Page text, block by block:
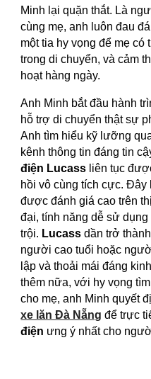
Minh lại quặn thắt. Là
cùng mẹ, anh luôn đau
một tia hy vọng để mẹ
trong di chuyển, và cảm
hoạt hàng ngày.
Anh Minh bắt đầu hành
hỗ trợ di chuyển thật sự
Anh tìm hiểu kỹ lưỡng
kênh thông tin đáng tin
điện Lucass liên tục
hồi vô cùng tích cực.
được đánh giá cao trên
đại, tính năng dễ sử
trội. Lucass dần trở
người cao tuổi hoặc
lập và thoải mái đáng
thêm nữa, với hy vọng
cho mẹ, anh Minh quyết
xe lăn Đà Nẵng để trực
điện ưng ý nhất cho